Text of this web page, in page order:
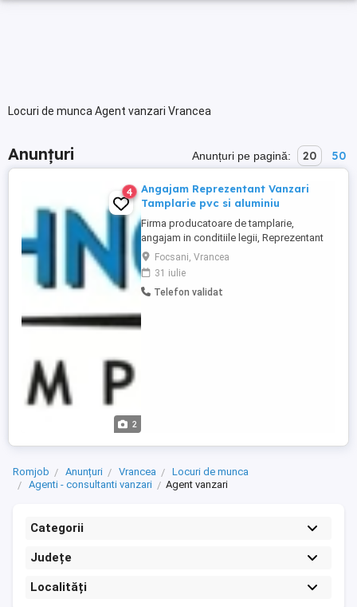
Locuri de munca Agent vanzari Vrancea
Anunțuri Anunțuri pe pagină: 20 50
2
4
Angajam Reprezentant Vanzari
Tamplarie pvc si aluminiu
Firma producatoare de tamplarie,
angajam in conditiile legii, Reprezentant
vanzari tehnic tamplarie pvc si aluminiu ,
pentru judetele Vrancea, Buzau. Conditii
de indeplinit, - experienta in domeniu
tamplariei de pvc si aluminiu, materiale de
Focsani, Vrancea
31 iulie
Telefon validat
Romjob Anunțuri Vrancea
Locuri de munca
Agenti - consultanti vanzari
Agent vanzari
Categorii
Județe
Localități